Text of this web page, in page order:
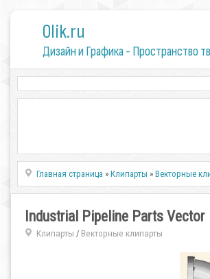
0lik.ru
Дизайн и Графика - Пространство
Главная страница »Клипарты »Векторные
Industrial Pipeline Parts Vector
Клипарты / Векторные клипарты